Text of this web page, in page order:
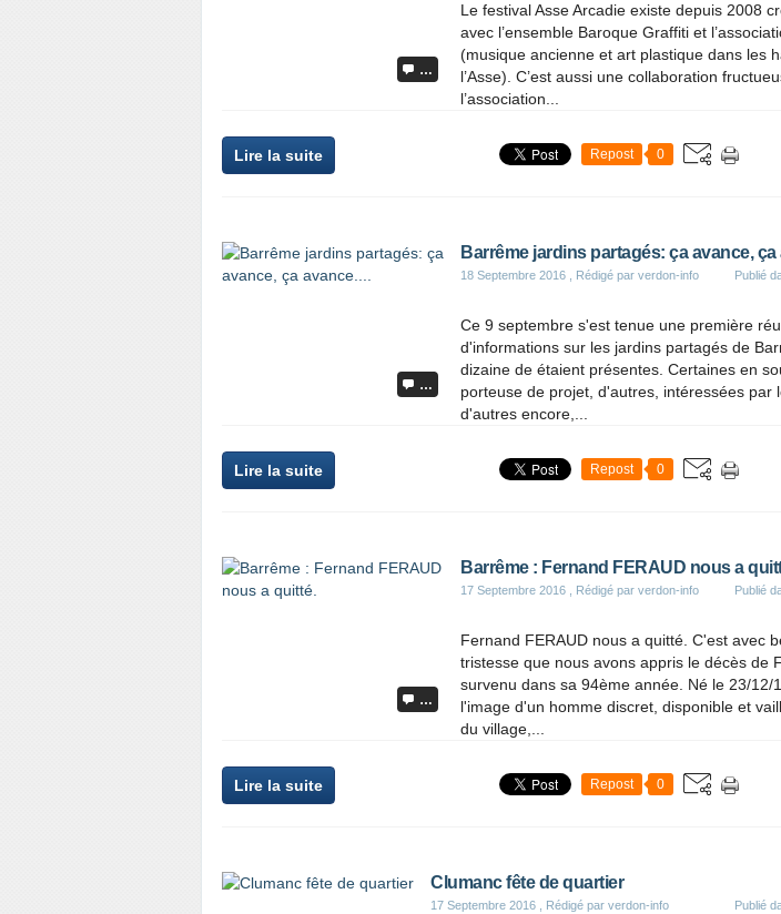
…
Le festival Asse Arcadie existe depuis 2008
avec l’ensemble Baroque Graffiti et
(musique ancienne et art plastique dans les
l’Asse). C’est aussi une collaboration
l’association...
Lire la suite Repost 0
…
Barrême jardins partagés: ça avance, ça
18 Septembre 2016 , Rédigé par verdon-info Publié
Ce 9 septembre s'est tenue une première
d'informations sur les jardins partagés de
dizaine de étaient présentes. Certaines en
porteuse de projet, d'autres, intéressées par
d'autres encore,...
Lire la suite Repost 0
…
Barrême : Fernand FERAUD nous a
17 Septembre 2016 , Rédigé par verdon-info Publié
Fernand FERAUD nous a quitté. C'est avec
tristesse que nous avons appris le décès de
survenu dans sa 94ème année. Né le 23/12/
l'image d'un homme discret, disponible et
du village,...
Lire la suite Repost 0
Clumanc fête de quartier
17 Septembre 2016 , Rédigé par verdon-info Publié